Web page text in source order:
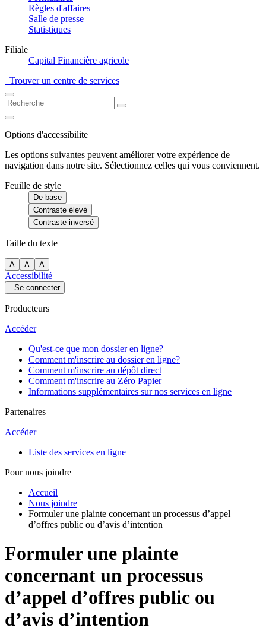
Règles d'affaires
Salle de presse
Statistiques
Filiale
Capital Financière agricole
Trouver un centre de services
Options d'accessibilite
Les options suivantes peuvent améliorer votre expérience de
navigation dans notre site. Sélectionnez celles qui vous conviennent.
Feuille de style
De base
Contraste élevé
Contraste inversé
Taille du texte
A A A
Accessibilité
Se connecter
Producteurs
Accéder
Qu'est-ce que mon dossier en ligne?
Comment m'inscrire au dossier en ligne?
Comment m'inscrire au dépôt direct
Comment m'inscrire au Zéro Papier
Informations supplémentaires sur nos services en ligne
Partenaires
Accéder
Liste des services en ligne
Pour nous joindre
Accueil
Nous joindre
Formuler une plainte concernant un processus d’appel
d’offres public ou d’avis d’intention
Formuler une plainte
concernant un processus
d’appel d’offres public ou
d’avis d’intention